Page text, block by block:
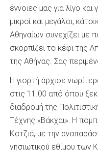
έγνοιες μας για λίγο
μικροί και μεγάλοι,
Αθηναίων συνεχίζει με
σκορπίζει το κέφι της
της Αθήνας. Σας
Η γιορτή άρχισε
στις 11.00 από όπου
διαδρομή της
Τέχνης «Βάκχαι». Η
Κοτζιά, με την
νησιωτικού εθίμου